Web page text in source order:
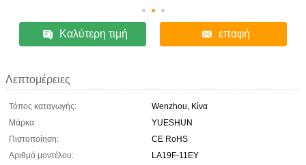
Καλύτερη τιμή επαφή
Λεπτομέρειες
Τόπος καταγωγής:
Wenzhou, Κίνα
Μάρκα:
YUESHUN
Πιστοποίηση:
CE RoHS
Αριθμό μοντέλου:
LA19F-11EY